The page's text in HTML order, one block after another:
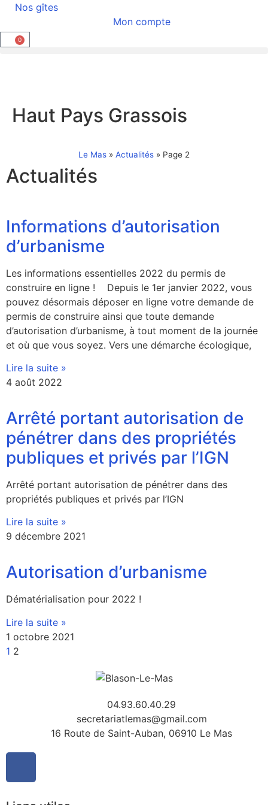
Nos gîtes
Mon compte
0
Haut Pays Grassois
Le Mas » Actualités » Page 2
Actualités
Informations d’autorisation
d’urbanisme
Les informations essentielles 2022 du permis de
construire en ligne ! Depuis le 1er janvier 2022, vous
pouvez désormais déposer en ligne votre demande de
permis de construire ainsi que toute demande
d’autorisation d’urbanisme, à tout moment de la journée
et où que vous soyez. Vers une démarche écologique,
Lire la suite »
4 août 2022
Arrêté portant autorisation de
pénétrer dans des propriétés
publiques et privés par l’IGN
Arrêté portant autorisation de pénétrer dans des
propriétés publiques et privés par l’IGN
Lire la suite »
9 décembre 2021
Autorisation d’urbanisme
Dématérialisation pour 2022 !
Lire la suite »
1 octobre 2021
1 2
04.93.60.40.29
secretariatlemas@gmail.com
16 Route de Saint-Auban, 06910 Le Mas